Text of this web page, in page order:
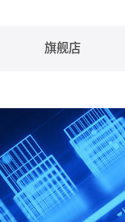
旗舰店